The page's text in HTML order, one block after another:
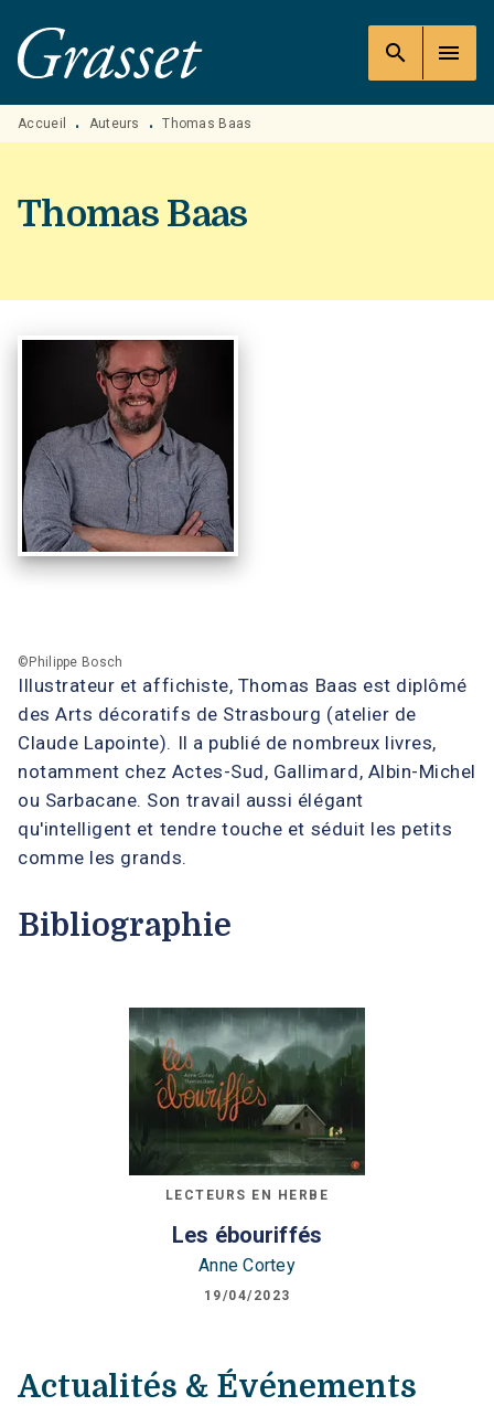
MENU RECHERCHE
PIED DE PAGE
search menu
Accueil • Auteurs • Thomas Baas
Thomas Baas
Illustrateur et affichiste, Thomas Baas est diplômé
des Arts décoratifs de Strasbourg (atelier de
Claude Lapointe). Il a publié de nombreux livres,
notamment chez Actes-Sud, Gallimard, Albin-Michel
ou Sarbacane. Son travail aussi élégant
qu'intelligent et tendre touche et séduit les petits
comme les grands.
©Philippe Bosch
Bibliographie
LECTEURS EN HERBE
Les ébouriffés
Anne Cortey
19/04/2023
Actualités & Événements